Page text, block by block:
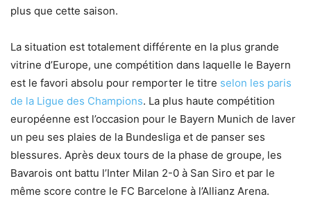
plus que cette saison.
La situation est totalement différente en la plus grande
vitrine d’Europe, une compétition dans laquelle le Bayern
est le favori absolu pour remporter le titre selon les paris
de la Ligue des Champions. La plus haute compétition
européenne est l’occasion pour le Bayern Munich de laver
un peu ses plaies de la Bundesliga et de panser ses
blessures. Après deux tours de la phase de groupe, les
Bavarois ont battu l’Inter Milan 2-0 à San Siro et par le
même score contre le FC Barcelone à l’Allianz Arena.